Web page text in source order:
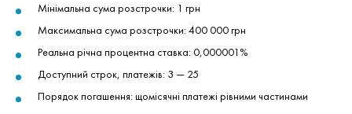
Мінімальна сума розстрочки: 1 грн
Максимальна сума розстрочки: 400 000 грн
Реальна річна процентна ставка: 0,000001%
Доступний строк, платежів: 3 — 25
Порядок погашення: щомісячні платежі рівними частинами